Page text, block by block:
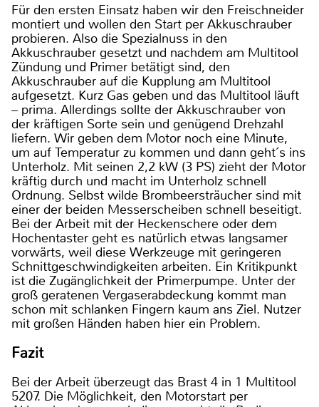
Für den ersten Einsatz haben wir den Freischneider
montiert und wollen den Start per Akkuschrauber
probieren. Also die Spezialnuss in den
Akkuschrauber gesetzt und nachdem am Multitool
Zündung und Primer betätigt sind, den
Akkuschrauber auf die Kupplung am Multitool
aufgesetzt. Kurz Gas geben und das Multitool läuft
– prima. Allerdings sollte der Akkuschrauber von
der kräftigen Sorte sein und genügend Drehzahl
liefern. Wir geben dem Motor noch eine Minute,
um auf Temperatur zu kommen und dann geht´s ins
Unterholz. Mit seinen 2,2 kW (3 PS) zieht der Motor
kräftig durch und macht im Unterholz schnell
Ordnung. Selbst wilde Brombeersträucher sind mit
einer der beiden Messerscheiben schnell beseitigt.
Bei der Arbeit mit der Heckenschere oder dem
Hochentaster geht es natürlich etwas langsamer
vorwärts, weil diese Werkzeuge mit geringeren
Schnittgeschwindigkeiten arbeiten. Ein Kritikpunkt
ist die Zugänglichkeit der Primerpumpe. Unter der
groß geratenen Vergaserabdeckung kommt man
schon mit schlanken Fingern kaum ans Ziel. Nutzer
mit großen Händen haben hier ein Problem.
Fazit
Bei der Arbeit überzeugt das Brast 4 in 1 Multitool
5207. Die Möglichkeit, den Motorstart per